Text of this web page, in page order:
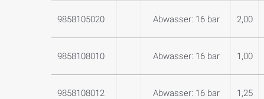
9858105020 Abwasser: 16 bar 2,00
9858108010 Abwasser: 16 bar 1,00
9858108012 Abwasser: 16 bar 1,25